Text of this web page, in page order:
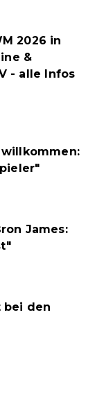
2026 in
&
- alle Infos
James:
bei den